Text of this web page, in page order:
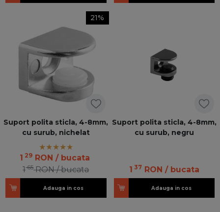
21%
Suport polita sticla, 4-8mm,
cu surub, nichelat
1 29 RON / bucata
165 RON / bucata
Adauga in cos
Suport polita sticla, 4-8mm,
cu surub, negru
1 37 RON / bucata
Adauga in cos